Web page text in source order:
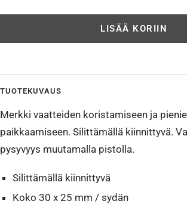
LISÄÄ KORIIN
TUOTEKUVAUS
Merkki vaatteiden koristamiseen ja
paikkaamiseen. Silittämällä kiinnittyvä.
pysyvyys muutamalla pistolla.
Silittämällä kiinnittyvä
Koko 30 x 25 mm / sydän